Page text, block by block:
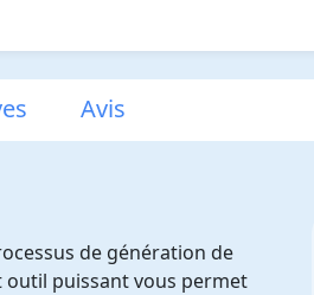
Avis
de génération de
outil puissant vous permet